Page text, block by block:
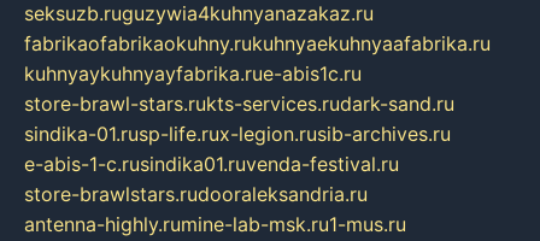
seksuzb.ruguzywia4kuhnyanazakaz.ru
fabrikaofabrikaokuhny.rukuhnyaekuhnyaafabrika.ru
kuhnyaykuhnyayfabrika.rue-abis1c.ru
store-brawl-stars.rukts-services.rudark-sand.ru
sindika-01.rusp-life.rux-legion.rusib-archives.ru
e-abis-1-c.rusindika01.ruvenda-festival.ru
store-brawlstars.rudooraleksandria.ru
antenna-highly.rumine-lab-msk.ru1-mus.ru